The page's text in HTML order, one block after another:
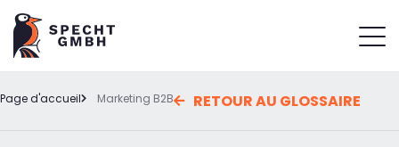
Page d'accueil Marketing B2B RETOUR AU GLOSSAIRE